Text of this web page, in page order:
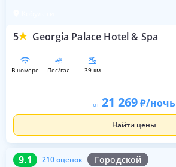
5 Georgia Palace Hotel & Spa
в номере пес/гал 39 км
от 21 269 /ночь
Найти цены
9.1 210 оценок Городской
9.1 210 оценок